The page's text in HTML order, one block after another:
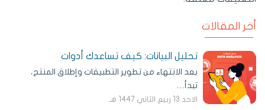
أخر المقالات
تحليل البيانات: كيف تساعدك أدوات
بعد الانتهاء من تطوير التطبيقات وإطلاق المنتج،
تبدأ…
الاحد 13 ربيع الثاني 1447 هـ